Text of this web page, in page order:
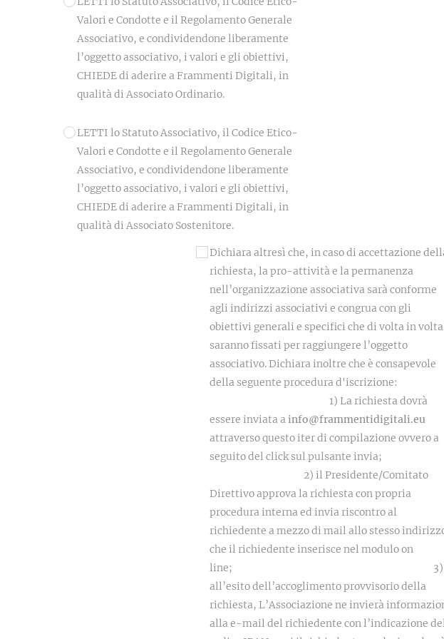
Valori e Condotte e il Regolamento Generale
Associativo, e condividendone liberamente
l’oggetto associativo, i valori e gli obiettivi,
CHIEDE di aderire a Frammenti Digitali, in
qualità di Associato Ordinario.
LETTI lo Statuto Associativo, il Codice Etico-
Valori e Condotte e il Regolamento Generale
Associativo, e condividendone liberamente
l’oggetto associativo, i valori e gli obiettivi,
CHIEDE di aderire a Frammenti Digitali, in
qualità di Associato Sostenitore.
Dichiara altresì che, in caso di accettazione della
richiesta, la pro-attività e la permanenza
nell’organizzazione associativa sarà conforme
agli indirizzi associativi e congrua con gli
obiettivi generali e specifici che di volta in volta
saranno fissati per raggiungere l’oggetto
associativo. Dichiara inoltre che è consapevole
della seguente procedura d'iscrizione:
1) La richiesta dovrà
essere inviata ainfo@frammentidigitali.eu
attraverso questo iter di compilazione ovvero a
seguito del click sul pulsante
2) il Presidente/Comitato
Direttivo approva la richiesta con propria
procedura interna ed invia riscontro al
richiedente a mezzo di mail allo stesso
che il richiedente inserisce nel modulo on
line; 3)
all’esito dell’accoglimento provvisorio della
richiesta, L’Associazione ne invierà informazione
alla e-mail del richiedente con l’indicazione